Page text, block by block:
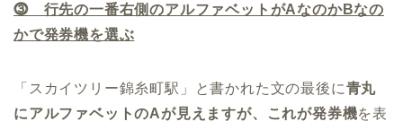
⓷ 行先の一番右側のアルファベットがAなのかBなの
かで発券機を選ぶ
「スカイツリー錦糸町駅」と書かれた文の最後に青丸
にアルファベットのAが見えますが、これが発券機を表